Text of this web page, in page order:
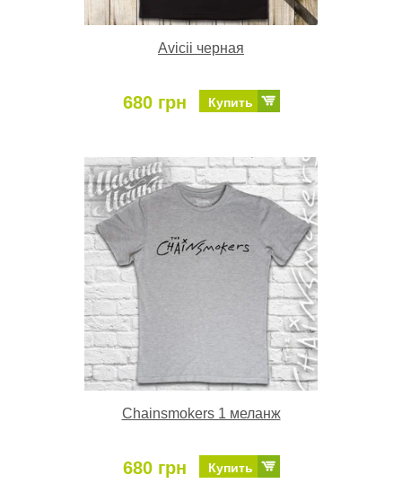
Avicii черная
680 грн Купить
Chainsmokers 1 меланж
680 грн Купить